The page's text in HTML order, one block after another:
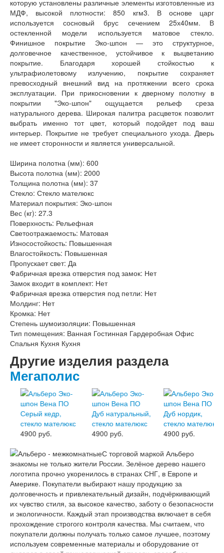
которую установлены различные элементы изготовленные из
МДФ, высокой плотности: 850 кгм3. В основе царг
используется сосновый брус сечением 25х40мм. В
остекленной модели используется матовое стекло.
Финишное покрытие Эко-шпон — это структурное,
долговечное качественное, устойчивое к выцветанию
покрытие. Благодаря хорошей стойкостью к
ультрафиолетовому излучению, покрытие сохраняет
превосходный внешний вид на протяжении всего срока
эксплуатации. При прикосновении к дверному полотну в
покрытии "Эко-шпон" ощущается рельеф среза
натурального дерева. Широкая палитра расцветок позволит
выбрать именно тот цвет, который подойдет под ваш
интерьер. Покрытие не требует специального ухода. Дверь
не имеет сторонности и является универсальной.
Ширина полотна (мм): 600
Высота полотна (мм): 2000
Толщина полотна (мм): 37
Стекло: Стекло мателюкс
Материал покрытия: Эко-шпон
Вес (кг): 27.3
Поверхность: Рельефная
Светоотражаемость: Матовая
Износостойкость: Повышенная
Влагостойкость: Повышенная
Пропускает свет: Да
Фабричная врезка отверстия под замок: Нет
Замок входит в комплект: Нет
Фабричная врезка отверстия под петли: Нет
Молдинг: Нет
Кромка: Нет
Степень шумоизоляции: Повышенная
Тип помещения: Ванная Гостинная Гардеробная Офис
Спальня Кухня Кухня
Другие изделия раздела
Мегаполис
4900 руб. 4900 руб. 4900 руб.
С торговой маркой Альберо
знакомы не только жители России. Зелёное дерево нашего
логотипа прочно укоренилось в странах СНГ, в Европе и
Америке. Покупатели выбирают нашу продукцию за
долговечность и привлекательный дизайн, подчёркивающий
их чувство стиля, за высокое качество, заботу о безопасности
и экологичности. Каждый этап производства включает в себя
прохождение строгого контроля качества. Мы считаем, что
покупатели должны получать только самое лучшее, поэтому
используем современные материалы и оборудование от